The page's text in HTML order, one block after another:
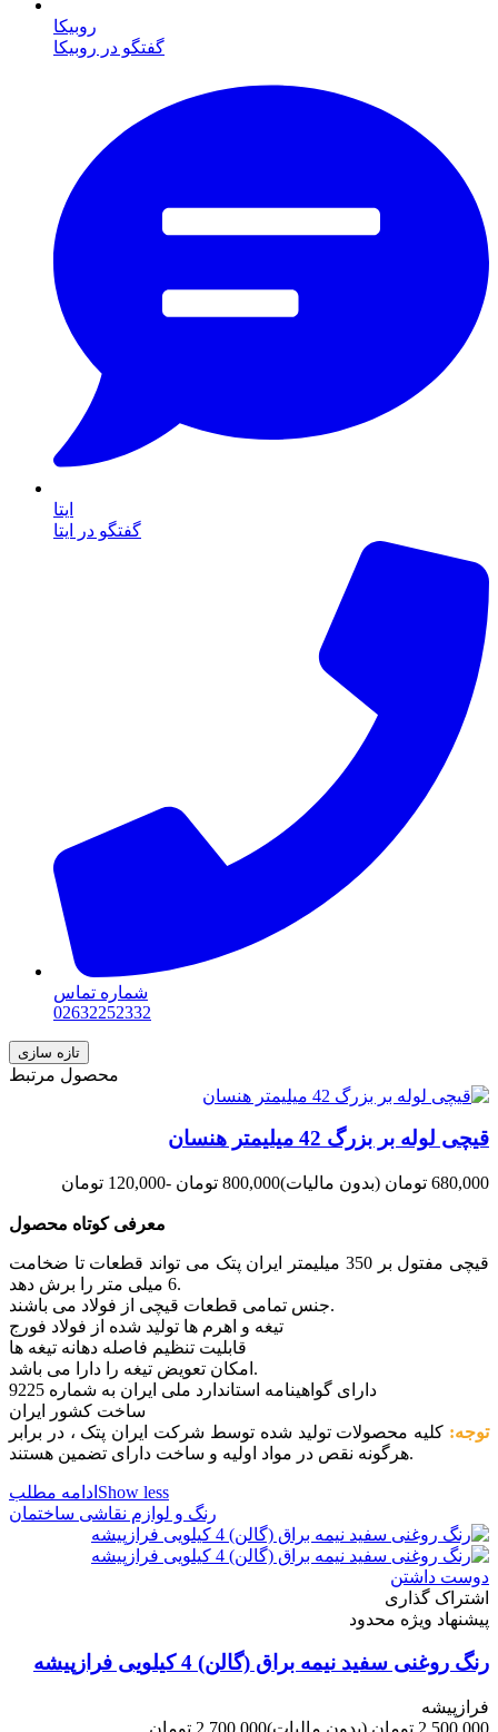
روبیکا
گفتگو در روبیکا
ایتا
گفتگو در ایتا
شماره تماس
02632252332
محصول مرتبط
قیچی لوله بر بزرگ 42 میلیمتر هنسان
680,000 تومان (بدون مالیات)800,000 تومان -120,000 تومان
معرفی کوتاه محصول
قیچی مفتول بر 350 میلیمتر ایران پتک می تواند قطعات تا ضخامت
6 میلی متر را برش دهد.
جنس تمامی قطعات قیچی از فولاد می باشند.
تیغه و اهرم ها تولید شده از فولاد فورج
قابلیت تنظیم فاصله دهانه تیغه ها
امکان تعویض تیغه را دارا می باشد.
دارای گواهینامه استاندارد ملی ایران به شماره 9225
ساخت کشور ایران
توجه: کلیه محصولات تولید شده توسط شرکت ایران پتک ، در برابر
هرگونه نقص در مواد اولیه و ساخت دارای تضمین هستند.
ادامه مطلب Show less
رنگ و لوازم نقاشی ساختمان
دوست داشتن
اشتراک گذاری
پیشنهاد ویژه محدود
رنگ روغنی سفید نیمه براق (گالن) 4 کیلویی فرازپیشه
فرازپیشه
2,500,000 تومان
(بدون مالیات)2,700,000 تومان